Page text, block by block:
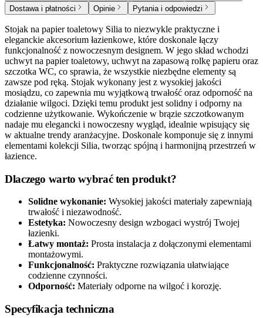
Dostawa i płatności
Opinie Pytania i odpowiedzi
Stojak na papier toaletowy Silia to niezwykle praktyczne i
eleganckie akcesorium łazienkowe, które doskonale łączy
funkcjonalność z nowoczesnym designem. W jego skład wchodzi
uchwyt na papier toaletowy, uchwyt na zapasową rolkę papieru oraz
szczotka WC, co sprawia, że wszystkie niezbędne elementy są
zawsze pod ręką. Stojak wykonany jest z wysokiej jakości
mosiądzu, co zapewnia mu wyjątkową trwałość oraz odporność na
działanie wilgoci. Dzięki temu produkt jest solidny i odporny na
codzienne użytkowanie. Wykończenie w brązie szczotkowanym
nadaje mu elegancki i nowoczesny wygląd, idealnie wpisujący się
w aktualne trendy aranżacyjne. Doskonale komponuje się z innymi
elementami kolekcji Silia, tworząc spójną i harmonijną przestrzeń w
łazience.
Dlaczego warto wybrać ten produkt?
Solidne wykonanie: Wysokiej jakości materiały zapewniają
trwałość i niezawodność.
Estetyka: Nowoczesny design wzbogaci wystrój Twojej
łazienki.
Łatwy montaż: Prosta instalacja z dołączonymi elementami
montażowymi.
Funkcjonalność: Praktyczne rozwiązania ułatwiające
codzienne czynności.
Odporność: Materiały odporne na wilgoć i korozję.
Specyfikacja techniczna